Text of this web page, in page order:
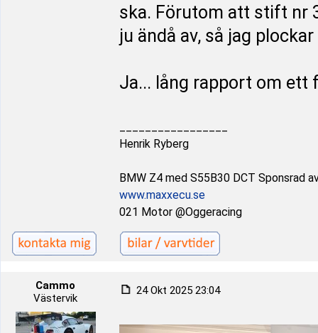
ska. Förutom att stift nr
ju ändå av, så jag
Ja... lång rapport om ett
Henrik Ryberg
BMW Z4 med S55B30 DCT Sponsrad
www.maxxecu.se
021 Motor @Oggeracing
Cammo
Västervik
24 Okt 2025 23:04